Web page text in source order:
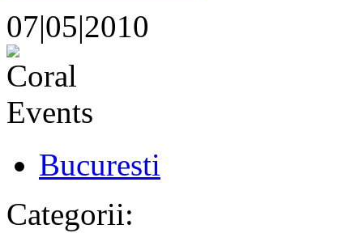
07|05|2010
Bucuresti
Categorii: